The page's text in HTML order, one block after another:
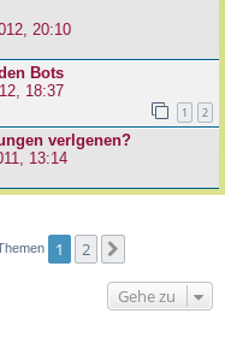
20:10
Bots
18:37
1 2
verlgenen?
13:14
1 2
Gehe zu